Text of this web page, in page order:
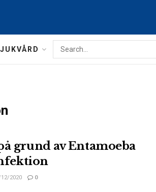
grund av Entamoeba
2020 0